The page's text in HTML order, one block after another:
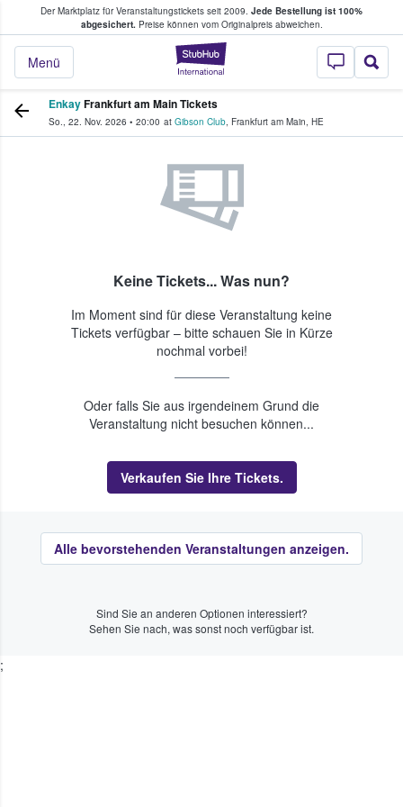
Der Marktplatz für Veranstaltungstickets seit 2009. Jede Bestellung ist 100%
abgesichert.Preise können vom Originalpreis abweichen.
StubHub - Wo
Menü
Tickets kaufen & verkaufen
EnkayFrankfurt am Main Tickets
So., 22. Nov. 2026 • 20:00 at Gibson Club, Frankfurt am Main, HE
Keine Tickets... Was nun?
Im Moment sind für diese Veranstaltung keine
Tickets verfügbar – bitte schauen Sie in Kürze
nochmal vorbei!
Oder falls Sie aus irgendeinem Grund die
Veranstaltung nicht besuchen können...
Verkaufen Sie Ihre Tickets.
Alle bevorstehenden Veranstaltungen anzeigen.
Sind Sie an anderen Optionen interessiert?
Sehen Sie nach, was sonst noch verfügbar ist.
;